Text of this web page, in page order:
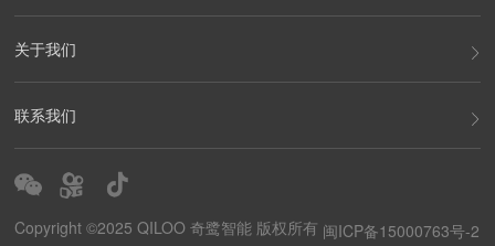
关于我们
联系我们
Copyright ©2025 QILOO 奇鹭智能 版权所有 闽ICP备15000763号-2